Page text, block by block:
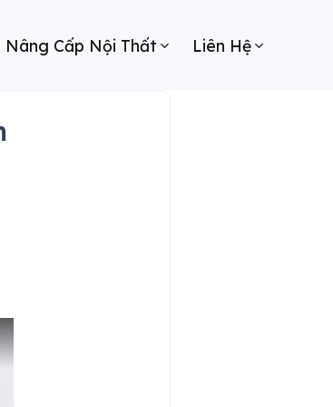
Nâng Cấp Nội Thất Liên Hệ